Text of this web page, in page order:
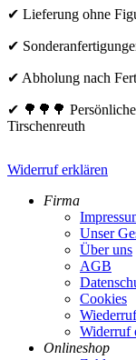
✔ Lieferung ohne
✔
✔ Abholung nach
✔ 🌳🌳🌳
Tirschenreuth
Widerruf erklären
Firma
Unser
Über uns
AGB
Cookies
Wiederruf
Widerruf
Onlineshop